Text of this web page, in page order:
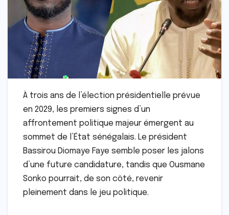
À trois ans de l’élection présidentielle prévue
en 2029, les premiers signes d’un
affrontement politique majeur émergent au
sommet de l’État sénégalais. Le président
Bassirou Diomaye Faye semble poser les jalons
d’une future candidature, tandis que Ousmane
Sonko pourrait, de son côté, revenir
pleinement dans le jeu politique.